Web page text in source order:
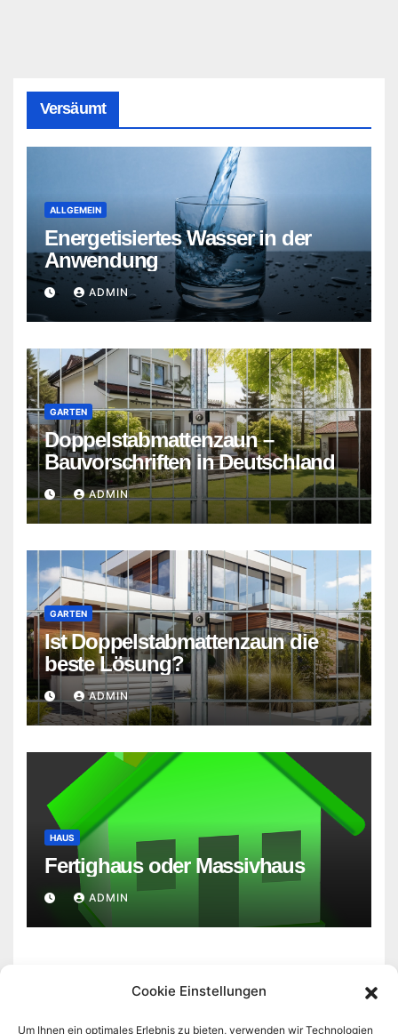
Cookie Einstellungen
Um Ihnen ein optimales Erlebnis zu bieten, verwenden wir Technologien
Versäumt
ALLGEMEIN
Energetisiertes Wasser in der
Anwendung
ADMIN
GARTEN
Doppelstabmattenzaun –
Bauvorschriften in Deutschland
ADMIN
GARTEN
Ist Doppelstabmattenzaun die
beste Lösung?
ADMIN
HAUS
Fertighaus oder Massivhaus
ADMIN